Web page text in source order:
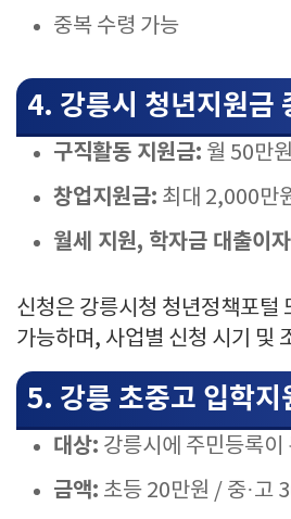
중복 수령 가능
4. 강릉시 청년지원금
구직활동 지원금: 월 50만
창업지원금: 최대 2,000만
월세 지원, 학자금 대출이
신청은 강릉시청 청년정책포털
가능하며, 사업별 신청 시기 및
5. 강릉 초중고 입학지
대상: 강릉시에 주민등록이
금액: 초등 20만원 / 중·고